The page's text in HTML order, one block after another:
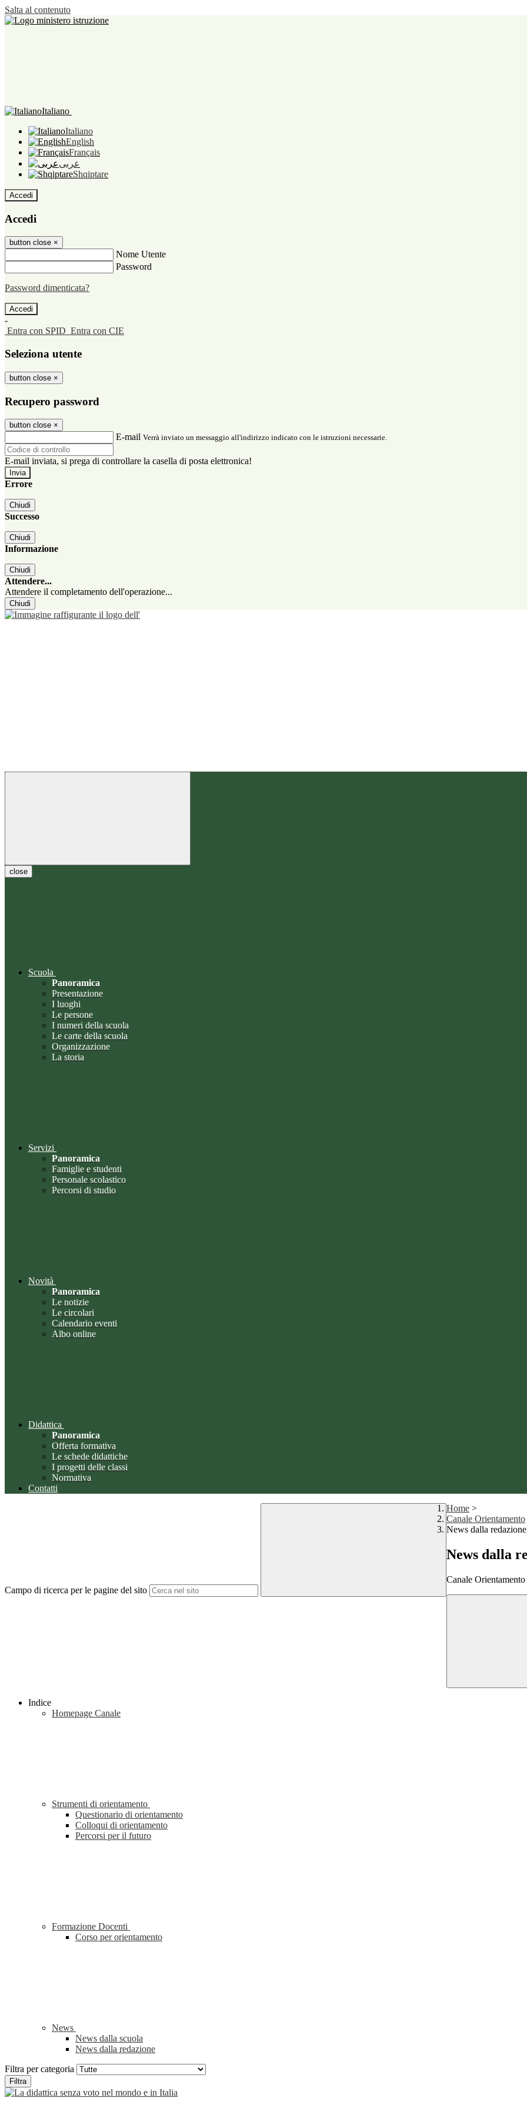
Salta al contenuto
Italiano
Italiano
English
Français
عربى
Shqiptare
Accedi
Accedi
button close ×
Nome Utente
Password
Password dimenticata?
-
Entra con SPID Entra con CIE
Seleziona utente
button close ×
Recupero password
button close ×
E-mail Verrà inviato un messaggio all'indirizzo indicato con le istruzioni necessarie.
E-mail inviata, si prega di controllare la casella di posta elettronica!
Errore
Chiudi
Successo
Chiudi
Informazione
Chiudi
Attendere...
Attendere il completamento dell'operazione...
Chiudi
close
Scuola
Panoramica
Presentazione
I luoghi
Le persone
I numeri della scuola
Le carte della scuola
Organizzazione
La storia
Servizi
Panoramica
Famiglie e studenti
Personale scolastico
Percorsi di studio
Novità
Panoramica
Le notizie
Le circolari
Calendario eventi
Albo online
Didattica
Panoramica
Offerta formativa
Le schede didattiche
I progetti delle classi
Normativa
Contatti
Campo di ricerca per le pagine del sito
Home >
Canale Orientamento
News dalla redazione
News dalla
Canale Orientamento
Indice
Homepage Canale
Strumenti di orientamento
Questionario di orientamento
Colloqui di orientamento
Percorsi per il futuro
Formazione Docenti
Corso per orientamento
News
News dalla scuola
News dalla redazione
Filtra per categoria
Filtra